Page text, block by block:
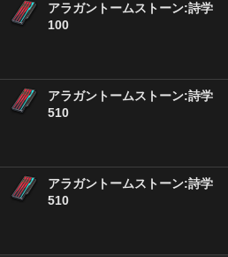
アラガントームストーン:詩学
100
アラガントームストーン:詩学
510
アラガントームストーン:詩学
510